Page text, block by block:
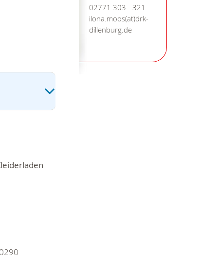
02771 303 - 321
ilona.moos(at)drk-
dillenburg.de